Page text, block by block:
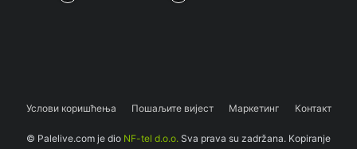
Услови коришћења Пошаљите вијест Маркетинг Контакт
© Palelive.com je dio NF-tel d.o.o. Sva prava su zadržana. Kopiranje